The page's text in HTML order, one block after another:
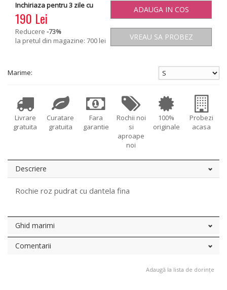
Inchiriaza pentru 3 zile cu
190 Lei
Reducere -73%
la pretul din magazine: 700 lei
ADAUGA IN COS
VREAU SA PROBEZ
Marime:
Livrare
gratuita
Curatare
gratuita
Fara
garantie
Rochii noi
si
aproape
noi
100%
originale
Probezi
acasa
Descriere
Rochie roz pudrat cu dantela fina
Ghid marimi
Comentarii
Adaugă la lista de dorințe